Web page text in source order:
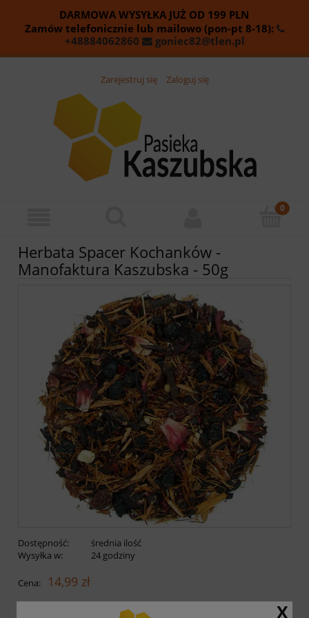
DARMOWA WYSYŁKA JUŻ OD 199 PLN
Zamów telefonicznie lub mailowo (pon-pt 8-18):
+48884062860
goniec82@tlen.pl
X
Zarejestruj się Zaloguj się
Herbata Spacer Kochanków -
Manofaktura Kaszubska - 50g
Dostępność:
średnia ilość
Wysyłka w:
24 godziny
Cena: 14,99 zł